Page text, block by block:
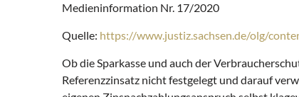
Medieninformation Nr. 17/2020
Quelle: https://www.justiz.sachsen.de/olg/
Ob die Sparkasse und auch der
Referenzzinsatz nicht festgelegt und darauf